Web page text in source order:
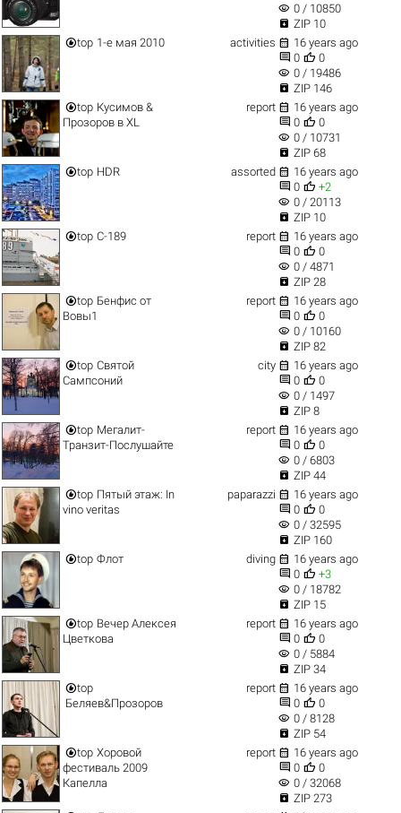
visibility 0 / 10850
 ZIP 10
top 1-е мая 2010 activities  16 years ago
 0  0
visibility 0 / 19486
 ZIP 146
top Кусимов &
Прозоров в XL
report  16 years ago
 0  0
visibility 0 / 10731
 ZIP 68
top HDR assorted  16 years ago
 0  +2
visibility 0 / 20113
 ZIP 10
top С-189 report  16 years ago
 0  0
visibility 0 / 4871
 ZIP 28
top Бенфис от
Вовы1
report  16 years ago
 0  0
visibility 0 / 10160
 ZIP 82
top Святой
Сампсоний
city  16 years ago
 0  0
visibility 0 / 1497
 ZIP 8
top Мегалит-
Транзит-Послушайте
report  16 years ago
 0  0
visibility 0 / 6803
 ZIP 44
top Пятый этаж: In
vino veritas
paparazzi  16 years ago
 0  0
visibility 0 / 32595
 ZIP 160
top Флот diving  16 years ago
 0  +3
visibility 0 / 18782
 ZIP 15
top Вечер Алексея
Цветкова
report  16 years ago
 0  0
visibility 0 / 5884
 ZIP 34
top
Беляев&Прозоров
report  16 years ago
 0  0
visibility 0 / 8128
 ZIP 54
top Хоровой
фестиваль 2009
Капелла
report  16 years ago
 0  0
visibility 0 / 32068
 ZIP 273